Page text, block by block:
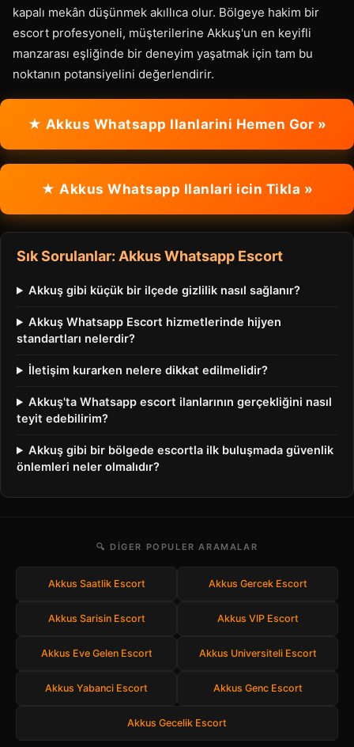
kapalı mekân düşünmek akıllıca olur. Bölgeye hakim bir
escort profesyoneli, müşterilerine Akkuş'un en keyifli
manzarası eşliğinde bir deneyim yaşatmak için tam bu
noktanın potansiyelini değerlendirir.
★ Akkus Whatsapp Ilanlarini Hemen Gor »
★ Akkus Whatsapp Ilanlari icin Tikla »
Sık Sorulanlar: Akkus Whatsapp Escort
Akkuş gibi küçük bir ilçede gizlilik nasıl sağlanır?
Akkuş Whatsapp Escort hizmetlerinde hijyen
standartları nelerdir?
İletişim kurarken nelere dikkat edilmelidir?
Akkuş'ta Whatsapp escort ilanlarının gerçekliğini nasıl
teyit edebilirim?
Akkuş gibi bir bölgede escortla ilk buluşmada güvenlik
önlemleri neler olmalıdır?
🔍 DIGER POPULER ARAMALAR
Akkus Saatlik Escort Akkus Gercek Escort
Akkus Sarisin Escort Akkus VIP Escort
Akkus Eve Gelen Escort Akkus Universiteli Escort
Akkus Yabanci Escort Akkus Genc Escort
Akkus Gecelik Escort